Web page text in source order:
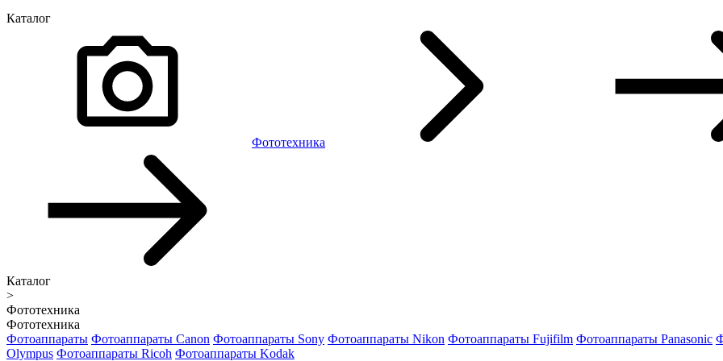
Каталог
Фототехника
Каталог
>
Фототехника
Фототехника
Фотоаппараты Фотоаппараты Canon Фотоаппараты Sony Фотоаппараты Nikon Фотоаппараты Fujifilm Фотоаппараты Panasonic
Olympus Фотоаппараты Ricoh Фотоаппараты Kodak